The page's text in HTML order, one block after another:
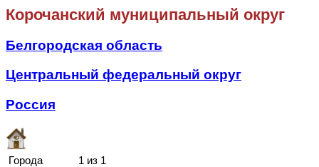
Корочанский муниципальный округ
Белгородская область
Центральный федеральный округ
Россия
Города
1 из 1